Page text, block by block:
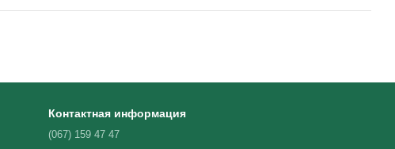
Контактная информация
(067) 159 47 47